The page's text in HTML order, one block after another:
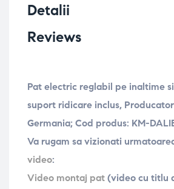
Detalii
Reviews
Pat electric reglabil pe inaltime
suport ridicare inclus,
Germania; Cod produs: KM-
Va rugam sa vizionati
video:
Video montaj pat (video cu titlu